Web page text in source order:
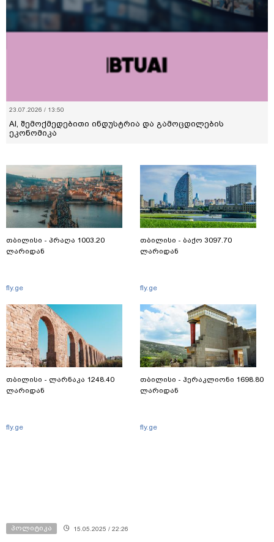
23.07.2026 / 13:50
AI, შემოქმედებითი ინდუსტრია და გამოცდილების
ეკონომიკა
თბილისი - პრაღა 1003.20
ლარიდან
fly.ge
თბილისი - ლარნაკა 1248.40
ლარიდან
fly.ge
თბილისი - ბაქო 3097.70
ლარიდან
fly.ge
თბილისი - ჰერაკლიონი 1698.80
ლარიდან
fly.ge
პოლიტიკა 15.05.2025 / 22:26